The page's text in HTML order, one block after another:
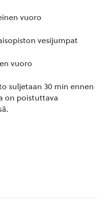
vuoro
vesijumpat
vuoro
suljetaan 30 min ennen
on poistuttava